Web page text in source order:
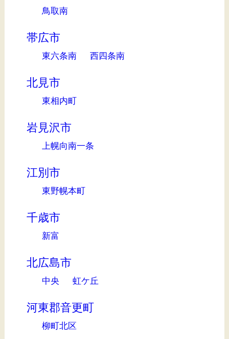
鳥取南
帯広市
東六条南 西四条南
北見市
東相内町
岩見沢市
上幌向南一条
江別市
東野幌本町
千歳市
新富
北広島市
中央 虹ケ丘
河東郡音更町
柳町北区